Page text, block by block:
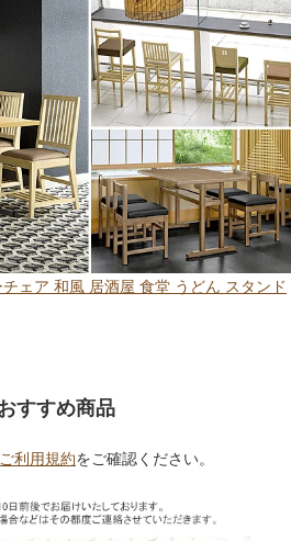
ェア 和風 居酒屋 食堂 うどん スタンド
すすめ商品
ご利用規約をご確認ください。